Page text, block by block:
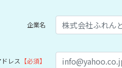
企業名
レス 【必須】